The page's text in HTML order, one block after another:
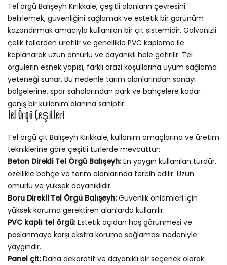
Tel örgü Balışeyh Kırıkkale, çeşitli alanların çevresini
belirlemek, güvenliğini sağlamak ve estetik bir görünüm
kazandırmak amacıyla kullanılan bir çit sistemidir. Galvanizli
çelik tellerden üretilir ve genellikle PVC kaplama ile
kaplanarak uzun ömürlü ve dayanıklı hale getirilir. Tel
örgülerin esnek yapısı, farklı arazi koşullarına uyum sağlama
yeteneği sunar. Bu nedenle tarım alanlarından sanayi
bölgelerine, spor sahalarından park ve bahçelere kadar
geniş bir kullanım alanına sahiptir.
Tel Örgü Çeşitleri
Tel örgü çit Balışeyh Kırıkkale, kullanım amaçlarına ve üretim
tekniklerine göre çeşitli türlerde mevcuttur:
Beton Direkli Tel Örgü Balışeyh:En yaygın kullanılan türdür,
özellikle bahçe ve tarım alanlarında tercih edilir. Uzun
ömürlü ve yüksek dayanıklıdır.
Boru Direkli Tel Örgü Balışeyh:Güvenlik önlemleri için
yüksek koruma gerektiren alanlarda kullanılır.
PVC kaplı tel örgü:Estetik açıdan hoş görünmesi ve
paslanmaya karşı ekstra koruma sağlaması nedeniyle
yaygındır.
Panel çit:Daha dekoratif ve dayanıklı bir seçenek olarak